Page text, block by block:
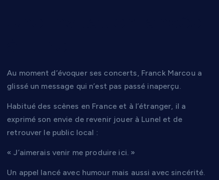
Au moment d’évoquer ses concerts, Franck Marcou a
glissé un message qui n’est pas passé inaperçu.
Habitué des scènes en France et à l’étranger, il a
exprimé son envie de revenir jouer à Lunel et de
retrouver le public local :
« J’aimerais venir me produire ici. »
Un appel lancé avec humour mais aussi avec sincérité.